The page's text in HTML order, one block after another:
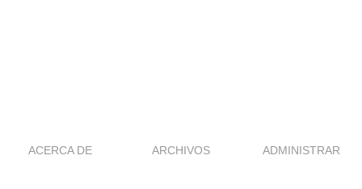
ACERCA DE ARCHIVOS ADMINISTRAR